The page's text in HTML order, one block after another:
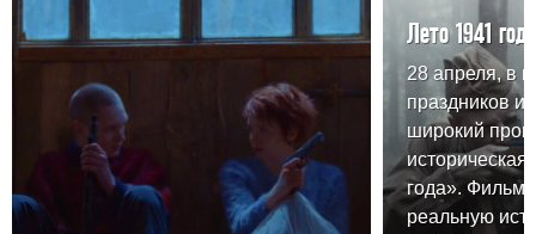
Лето 1941 года
28 апреля, в
праздников
широкий
года». Фильм
реальную